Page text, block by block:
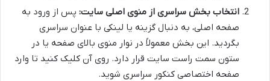
انتخاب بخش سراسری از منوی اصلی سایت: پس از ورود به
صفحه اصلی، به دنبال گزینه یا لینکی با عنوان سراسری
بگردید. این بخش معمولاً در نوار منوی بالای صفحه یا در
ستون سمت راست سایت قرار دارد. روی آن کلیک کنید تا وارد
صفحه اختصاصی کنکور سراسری شوید.